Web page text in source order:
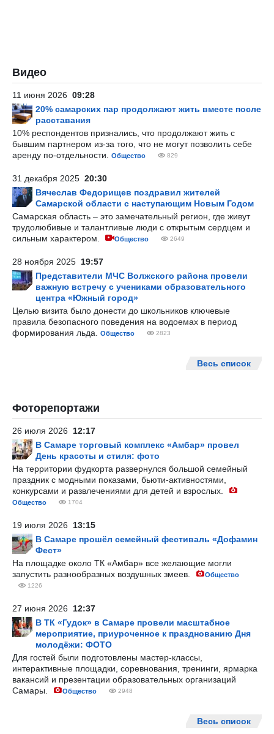
Видео
11 июня 2026 09:28
20% самарских пар продолжают жить вместе после
расставания
10% респондентов признались, что продолжают жить с
бывшим партнером из-за того, что не могут позволить себе
аренду по-отдельности.
Общество 829
31 декабря 2025 20:30
Вячеслав Федорищев поздравил жителей
Самарской области с наступающим Новым Годом
Самарская область – это замечательный регион, где живут
трудолюбивые и талантливые люди с открытым сердцем и
сильным характером.
Общество 2649
28 ноября 2025 19:57
Представители МЧС Волжского района провели
важную встречу с учениками образовательного
центра «Южный город»
Целью визита было донести до школьников ключевые
правила безопасного поведения на водоемах в период
формирования льда.
Общество 2823
Весь список
Фоторепортажи
26 июля 2026 12:17
В Самаре торговый комплекс «Амбар» провел
День красоты и стиля: фото
На территории фудкорта развернулся большой семейный
праздник с модными показами, бьюти-активностями,
конкурсами и развлечениями для детей и взрослых.
Общество 1704
19 июля 2026 13:15
В Самаре прошёл семейный фестиваль «Дофамин
Фест»
На площадке около ТК «Амбар» все желающие могли
запустить разнообразных воздушных змеев.
Общество
1226
27 июня 2026 12:37
В ТК «Гудок» в Самаре провели масштабное
мероприятие, приуроченное к празднованию Дня
молодёжи: ФОТО
Для гостей были подготовлены мастер-классы,
интерактивные площадки, соревнования, тренинги, ярмарка
вакансий и презентации образовательных организаций
Самары.
Общество 2948
Весь список